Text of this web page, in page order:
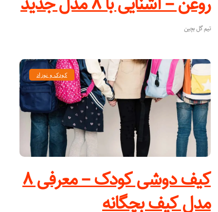
تیم گل بچین
کودک و نوزاد
کیف دوشی کودک – معرفی ۸
مدل کیف بچگانه